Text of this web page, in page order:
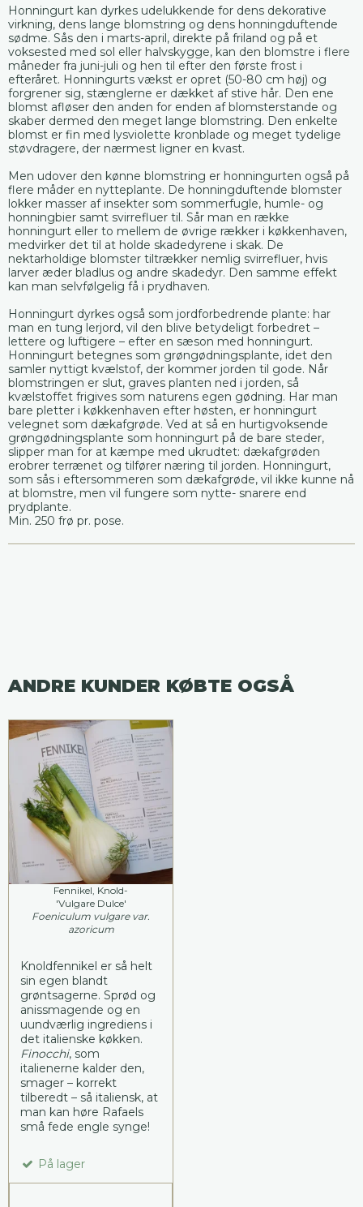
Honningurt kan dyrkes udelukkende for dens dekorative
virkning, dens lange blomstring og dens honningduftende
sødme. Sås den i marts-april, direkte på friland og på et
voksested med sol eller halvskygge, kan den blomstre i flere
måneder fra juni-juli og hen til efter den første frost i
efteråret. Honningurts vækst er opret (50-80 cm høj) og
forgrener sig, stænglerne er dækket af stive hår. Den ene
blomst afløser den anden for enden af blomsterstande og
skaber dermed den meget lange blomstring. Den enkelte
blomst er fin med lysviolette kronblade og meget tydelige
støvdragere, der nærmest ligner en kvast.
Men udover den kønne blomstring er honningurten også på
flere måder en nytteplante. De honningduftende blomster
lokker masser af insekter som sommerfugle, humle- og
honningbier samt svirrefluer til. Sår man en række
honningurt eller to mellem de øvrige rækker i køkkenhaven,
medvirker det til at holde skadedyrene i skak. De
nektarholdige blomster tiltrækker nemlig svirrefluer, hvis
larver æder bladlus og andre skadedyr. Den samme effekt
kan man selvfølgelig få i prydhaven.
Honningurt dyrkes også som jordforbedrende plante: har
man en tung lerjord, vil den blive betydeligt forbedret –
lettere og luftigere – efter en sæson med honningurt.
Honningurt betegnes som grøngødningsplante, idet den
samler nyttigt kvælstof, der kommer jorden til gode. Når
blomstringen er slut, graves planten ned i jorden, så
kvælstoffet frigives som naturens egen gødning. Har man
bare pletter i køkkenhaven efter høsten, er honningurt
velegnet som dækafgrøde. Ved at så en hurtigvoksende
grøngødningsplante som honningurt på de bare steder,
slipper man for at kæmpe med ukrudtet: dækafgrøden
erobrer terrænet og tilfører næring til jorden. Honningurt,
som sås i eftersommeren som dækafgrøde, vil ikke kunne nå
at blomstre, men vil fungere som nytte- snarere end
prydplante.
Min. 250 frø pr. pose.
ANDRE KUNDER KØBTE OGSÅ
Fennikel, Knold-
'Vulgare Dulce'
Foeniculum vulgare var.
azoricum
Knoldfennikel er så helt
sin egen blandt
grøntsagerne. Sprød og
anissmagende og en
uundværlig ingrediens i
det italienske køkken.
Finocchi, som
italienerne kalder den,
smager – korrekt
tilberedt – så italiensk, at
man kan høre Rafaels
små fede engle synge!
På lager